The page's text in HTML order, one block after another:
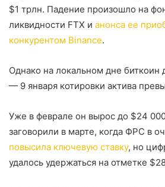
$1 трлн. Падение произошло на
ликвидности FTX и анонса ее
конкурентом Binance.
Однако на локальном дне биткоин
— 9 января котировки актива
Уже в феврале он вырос до $24
заговорили в марте, когда ФРС в
повысила ключевую ставку, но
удалось удержаться на отметке